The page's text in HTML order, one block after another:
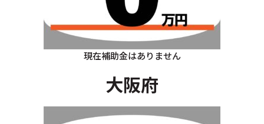
現在補助金はありません
大阪府